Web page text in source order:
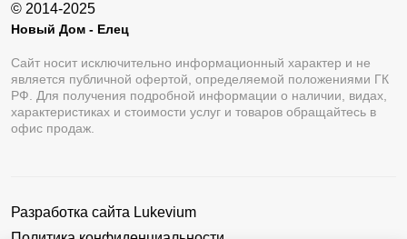
© 2014-2025
Новый Дом - Елец
Сайт носит исключительно информационный характер и не
является публичной офертой, определяемой положениями ГК
РФ. Для получения подробной информации о наличии, видах,
характеристиках и стоимости услуг и товаров обращайтесь в
офис продаж.
Разработка сайта Lukevium